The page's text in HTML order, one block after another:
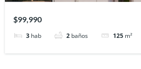
$99,990
3 hab 2 baños 125 m²